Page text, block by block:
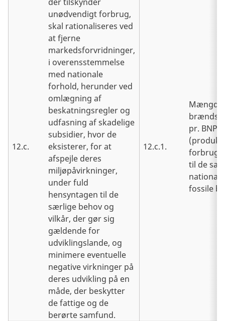
12.c.
unødvendigt forbrug,
skal rationaliseres ved
at fjerne
markedsforvridninger,
i overensstemmelse
med nationale
forhold, herunder ved
omlægning af
beskatningsregler og
udfasning af skadelige
subsidier, hvor de
eksisterer, for at
afspejle deres
miljøpåvirkninger,
under fuld
hensyntagen til de
særlige behov og
vilkår, der gør sig
gældende for
udviklingslande, og
minimere eventuelle
negative virkninger på
deres udvikling på en
måde, der beskytter
de fattige og de
berørte samfund.
12.c.1.
pr. BNP-
forbrug)
til de
fossile